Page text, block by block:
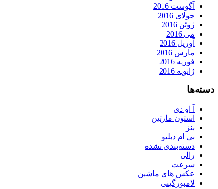
آگوست 2016
جولای 2016
ژوئن 2016
می 2016
آوریل 2016
مارس 2016
فوریه 2016
ژانویه 2016
دسته‌ها
آ او دی
استون مارتین
بنز
بی ام دبلیو
دسته‌بندی نشده
رالی
سرعت
عکس های ماشین
لامبورگینی